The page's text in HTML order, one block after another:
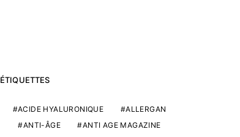
ÉTIQUETTES
ACIDE HYALURONIQUE
ALLERGAN
ANTI-ÂGE
ANTI AGE MAGAZINE